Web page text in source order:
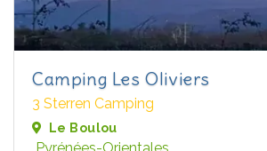
Camping Les Oliviers
3 Sterren Camping
Le Boulou
Pyrénées-Orientales